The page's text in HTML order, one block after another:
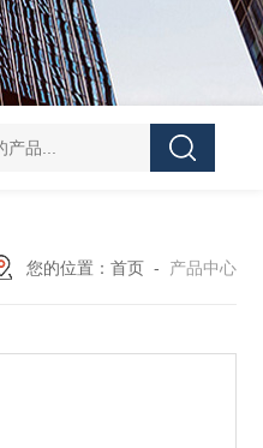
12-B-W-20-EN424威格士
您的位置： 首页 - 产品中心